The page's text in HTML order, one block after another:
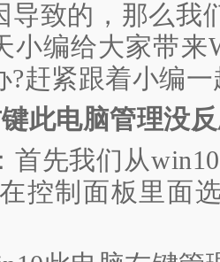
导致的，那么我
小编给大家带来
?赶紧跟着小编
电脑管理没反
先我们从win10
控制面板里面